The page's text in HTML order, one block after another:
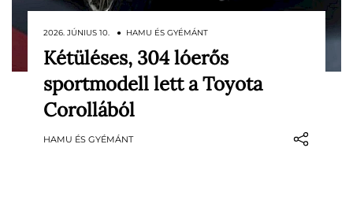
A Toyota Corolla nevéről elsőre aligha egy
versenypályára szánt, kétüléses
sportmodell jut eszünkbe. A japán márka
meg a világ egyik legismertebb kompakt
2026. JÚNIUS 10. ● HAMU ÉS GYÉMÁNT
Kétüléses, 304 lóerős
sportmodell lett a Toyota
Corollából
HAMU ÉS GYÉMÁNT